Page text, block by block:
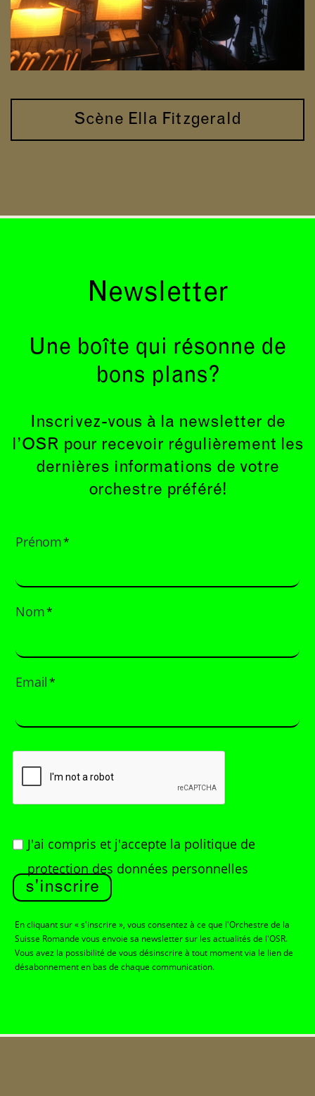
Scène Ella Fitzgerald
Newsletter
Une boîte qui résonne de
bons plans?
Inscrivez-vous à la newsletter de
l’OSR pour recevoir régulièrement les
dernières informations de votre
orchestre préféré!
Prénom*
Nom*
Email*
J'ai compris et j'accepte la politique de
protection des données personnelles
s'inscrire
En cliquant sur « s'inscrire », vous consentez à ce que l'Orchestre de la
Suisse Romande vous envoie sa newsletter sur les actualités de l'OSR.
Vous avez la possibilité de vous désinscrire à tout moment via le lien de
désabonnement en bas de chaque communication.